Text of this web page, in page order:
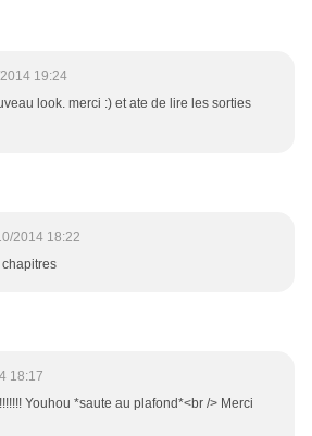
19:24
look. merci :) et ate de lire les sorties
2014 18:22
chapitres
18:17
Youhou *saute au plafond*<br /> Merci